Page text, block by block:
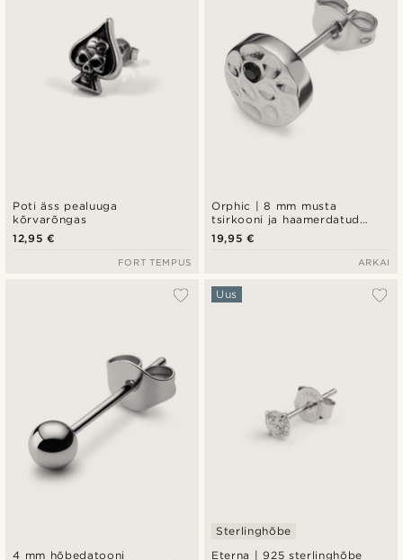
Poti äss pealuuga
kõrvarõngas
12,95 €
FORT TEMPUS
Orphic | 8 mm musta
tsirkooni ja haamerdatud
hõbedatooni roostevabast
terasest neet-kõrvarõngas
19,95 €
ARKAI
4 mm hõbedatooni
Eterna | 925 sterlinghõbe
Uus
Sterlinghõbe